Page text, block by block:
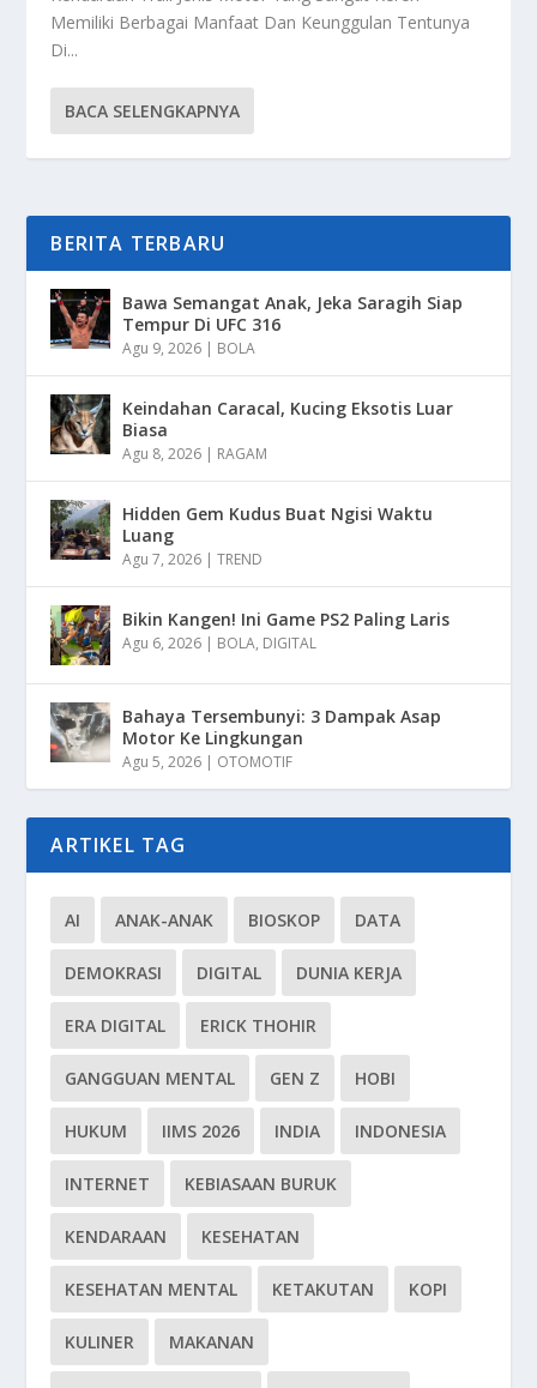
Memiliki Berbagai Manfaat Dan Keunggulan Tentunya
Di...
BACA SELENGKAPNYA
BERITA TERBARU
Bawa Semangat Anak, Jeka Saragih Siap
Tempur Di UFC 316
Agu 9, 2026 | BOLA
Keindahan Caracal, Kucing Eksotis Luar
Biasa
Agu 8, 2026 | RAGAM
Hidden Gem Kudus Buat Ngisi Waktu
Luang
Agu 7, 2026 |TREND
Bikin Kangen! Ini Game PS2 Paling Laris
Agu 6, 2026 | BOLA, DIGITAL
Bahaya Tersembunyi: 3 Dampak Asap
Motor Ke Lingkungan
Agu 5, 2026 | OTOMOTIF
ARTIKEL TAG
AI ANAK-ANAK BIOSKOP DATA
DEMOKRASI DIGITAL DUNIA KERJA
ERA DIGITAL ERICK THOHIR
GANGGUAN MENTAL GEN Z HOBI
HUKUM IIMS 2026 INDIA INDONESIA
INTERNET KEBIASAAN BURUK
KENDARAAN KESEHATAN
KESEHATAN MENTAL KETAKUTAN KOPI
KULINER MAKANAN